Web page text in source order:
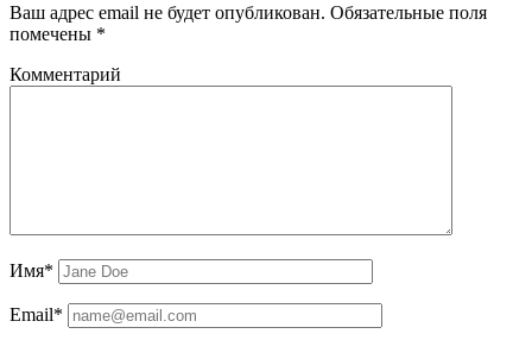
Ваш адрес email не будет опубликован. Обязательные поля
помечены *
Комментарий
Имя*
Email*